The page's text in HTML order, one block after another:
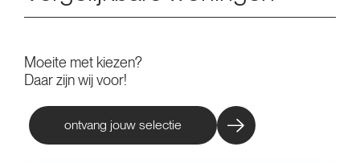
Moeite met kiezen?
Daar zijn wij voor!
ontvang jouw selectie